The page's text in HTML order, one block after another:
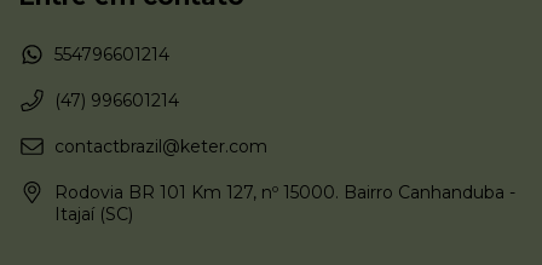
554796601214
(47) 996601214
contactbrazil@keter.com
Rodovia BR 101 Km 127, nº 15000. Bairro Canhanduba -
Itajaí (SC)